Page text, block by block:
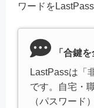
ワードを
「合鍵
LastPassは「
です。自宅・
（パスワード